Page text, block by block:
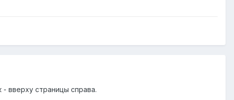
вверху страницы справа.